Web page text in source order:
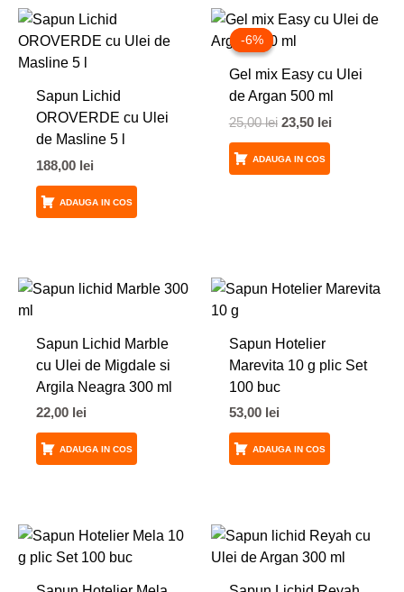
Sapun Lichid
OROVERDE cu Ulei
de Masline 5 l
188,00 lei
ADAUGA IN COS
-6%
-6%
Gel mix Easy cu Ulei
de Argan 500 ml
25,00lei
Prețul
inițial
a
fost:
25,00 lei.
23,50 lei
Prețul
23,50 lei.
ADAUGA IN COS
Sapun Lichid Marble
cu Ulei de Migdale si
Argila Neagra 300 ml
22,00 lei
ADAUGA IN COS
Sapun Hotelier
Marevita 10 g plic Set
100 buc
53,00 lei
ADAUGA IN COS